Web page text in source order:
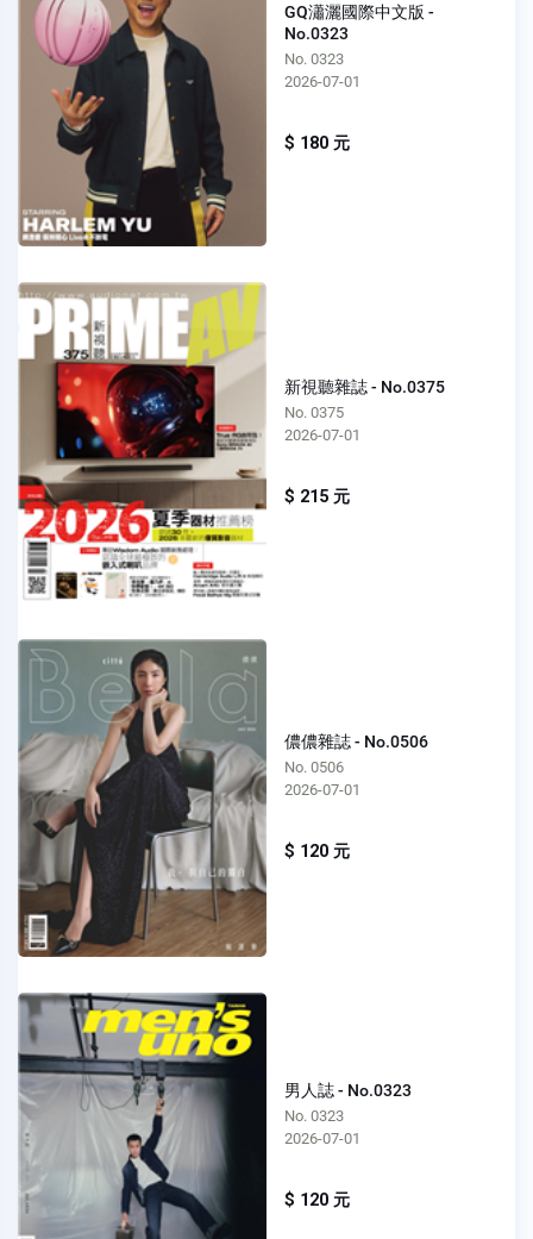
GQ瀟灑國際中文版 -
No.0323
No. 0323
2026-07-01
$ 180 元
新視聽雜誌 - No.0375
No. 0375
2026-07-01
$ 215 元
儂儂雜誌 - No.0506
No. 0506
2026-07-01
$ 120 元
男人誌 - No.0323
No. 0323
2026-07-01
$ 120 元